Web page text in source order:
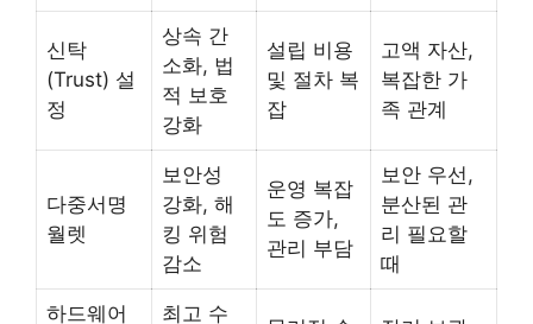
신탁
(Trust) 설
정
상속 간
소화, 법
적 보호
강화
설립 비용
및 절차 복
잡
고액 자산,
복잡한 가
족 관계
다중서명
월렛
보안성
강화, 해
킹 위험
감소
운영 복잡
도 증가,
관리 부담
보안 우선,
분산된 관
리 필요할
때
하드웨어
최고 수